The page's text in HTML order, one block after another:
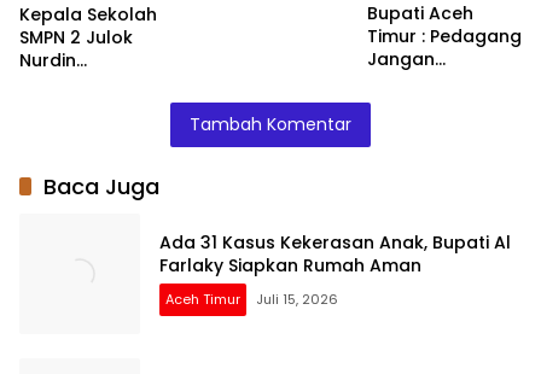
Kepala Sekolah
SMPN 2 Julok
Nurdin
Bupati Aceh
Timur : Pedagang
Jangan
Barang
Tambah Komentar
Baca Juga
Ada 31 Kasus Kekerasan Anak, Bupati Al
Farlaky Siapkan Rumah Aman
Aceh Timur Juli 15, 2026